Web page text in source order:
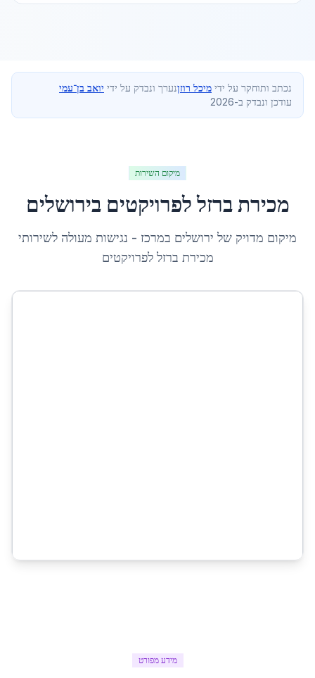
נכתב ותוחקר על ידי מיכל רוזןנערך ונבדק על ידי יואב בן־עמי
עודכן ונבדק ב-2026
מיקום השירות
מכירת ברזל לפרויקטים בירושלים
מיקום מדויק של ירושלים במרכז - נגישות מעולה לשירותי
מכירת ברזל לפרויקטים
מידע מפורט